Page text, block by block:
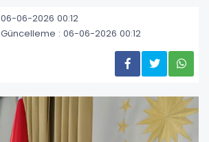
06-06-2026 00:12
Güncelleme : 06-06-2026 00:12